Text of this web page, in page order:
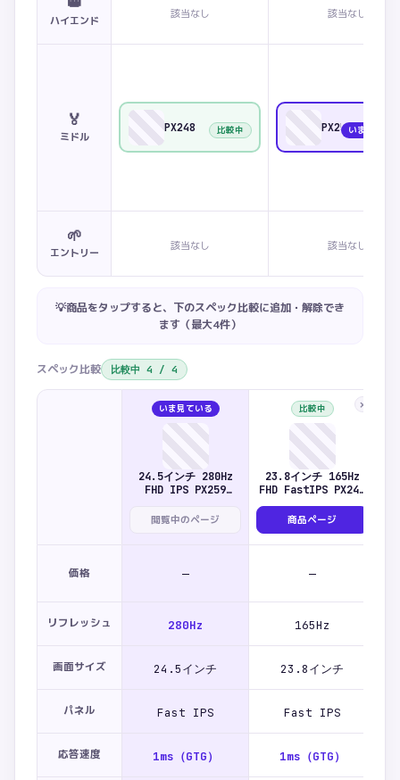
ハイエンド 該当なし 該当なし
🏅
ミドル
PX248 比較中 PX259いま見てい
🌱
エントリー 該当なし 該当なし
💡商品をタップすると、下のスペック比較に追加・解除でき
ます（最大4件）
スペック比較 比較中 4 / 4
いま見ている
24.5インチ 280Hz
FHD IPS PX259
閲覧中のページ
比較中 ×
23.8インチ 165Hz
FHD FastIPS PX248
PRO
商品ページ
価格 — —
リフレッシュ 280Hz 165Hz
画面サイズ 24.5インチ 23.8インチ
パネル Fast IPS Fast IPS
応答速度 1ms（GTG） 1ms（GTG）